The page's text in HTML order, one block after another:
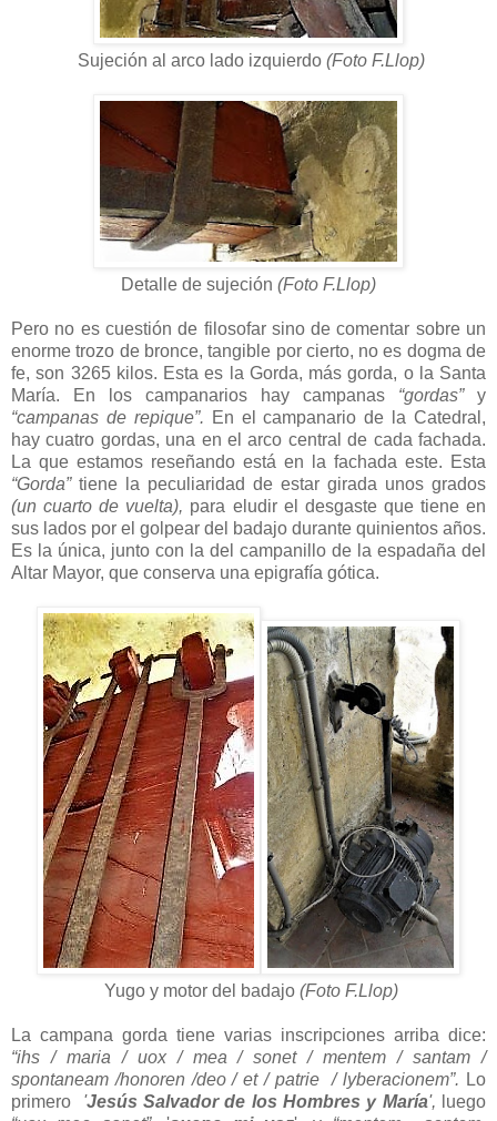
Sujeción al arco lado izquierdo (Foto F.Llop)
Detalle de sujeción (Foto F.Llop)
Pero no es cuestión de filosofar sino de comentar sobre un
enorme trozo de bronce, tangible por cierto, no es dogma de
fe, son 3265 kilos. Esta es la Gorda, más gorda, o la Santa
María. En los campanarios hay campanas “gordas”y
“campanas de repique”. En el campanario de la Catedral,
hay cuatro gordas, una en el arco central de cada fachada.
La que estamos reseñando está en la fachada este. Esta
“Gorda”tiene la peculiaridad de estar girada unos grados
(un cuarto de vuelta), para eludir el desgaste que tiene en
sus lados por el golpear del badajo durante quinientos años.
Es la única, junto con la del campanillo de la espadaña del
Altar Mayor, que conserva una epigrafía gótica.
Yugo y motor del badajo (Foto F.Llop)
La campana gorda tiene varias inscripciones arriba dice:
“ihs / maria / uox / mea / sonet / mentem / santam /
spontaneam /honoren /deo / et / patrie / lyberacionem”. Lo
primero 'Jesús Salvador de los Hombres y María', luego